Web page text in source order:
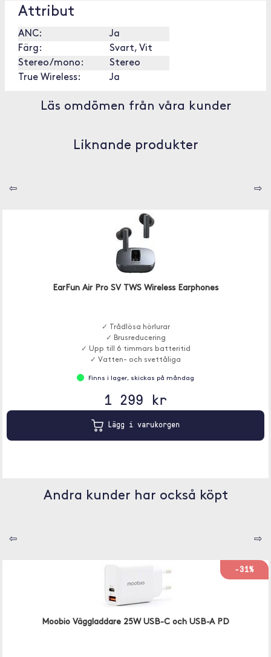
Attribut
ANC:
Ja
Färg:
Svart, Vit
Stereo/mono:
Stereo
True Wireless:
Ja
Läs omdömen från våra kunder
Liknande produkter
⇦ ⇨
EarFun Air Pro SV TWS Wireless Earphones
✓ Trådlösa hörlurar
✓ Brusreducering
✓ Upp till 6 timmars batteritid
✓ Vatten- och svettåliga
Finns i lager, skickas på måndag
1 299 kr
Lägg i varukorgen
Andra kunder har också köpt
⇦ ⇨
-31%
Moobio Väggladdare 25W USB-C och USB-A PD